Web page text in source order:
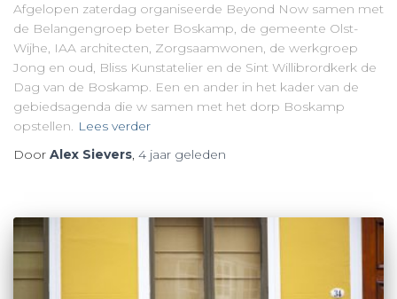
Afgelopen zaterdag organiseerde Beyond Now samen met
de Belangengroep beter Boskamp, de gemeente Olst-
Wijhe, IAA architecten, Zorgsaamwonen, de werkgroep
Jong en oud, Bliss Kunstatelier en de Sint Willibrordkerk de
Dag van de Boskamp. Een en ander in het kader van de
gebiedsagenda die w samen met het dorp Boskamp
opstellen. Lees verder
Door Alex Sievers, 4 jaar geleden